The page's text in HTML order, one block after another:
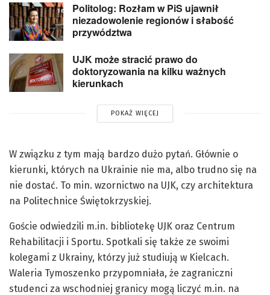
Politolog: Rozłam w PiS ujawnił
niezadowolenie regionów i słabość
przywództwa
UJK może stracić prawo do
doktoryzowania na kilku ważnych
kierunkach
POKAŻ WIĘCEJ
W związku z tym mają bardzo dużo pytań. Głównie o
kierunki, których na Ukrainie nie ma, albo trudno się na
nie dostać. To min. wzornictwo na UJK, czy architektura
na Politechnice Świętokrzyskiej.
Goście odwiedzili m.in. bibliotekę UJK oraz Centrum
Rehabilitacji i Sportu. Spotkali się także ze swoimi
kolegami z Ukrainy, którzy już studiują w Kielcach.
Waleria Tymoszenko przypomniała, że zagraniczni
studenci za wschodniej granicy mogą liczyć m.in. na